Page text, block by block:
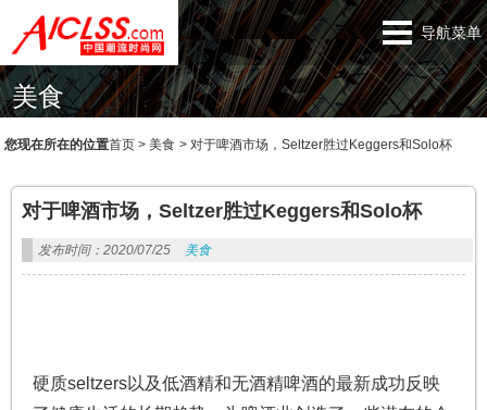
导航菜单
美食
您现在所在的位置首页 >美食 >对于啤酒市场，Seltzer胜过Keggers和Solo杯
对于啤酒市场，Seltzer胜过Keggers和Solo杯
发布时间：2020/07/25 美食
硬质seltzers以及低酒精和无酒精啤酒的最新成功反映